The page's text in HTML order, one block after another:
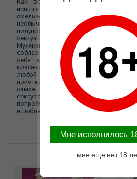
Как вернуть отношениям былую
испытать яркие эмоции или
смелым образом? С этой целью
необычное белье в виде
полупрозрачной ткани. С его
сексуальность, подчеркивает формы,
Мужчина оценит белье за его
соблазнительность. Девушка в
себя королевой, развратной
красавицей. Кетсьюит данной
любой фигурой. Черный
приоткрывает завесу тайны, но
самое интересное. Наряд
сексуальных игр в стиле БДСМ.
попробуйте себя в новых
влюблялся в вас снова и снова!
Возможные варианты
Mне исполнилось
мне еще нет 18